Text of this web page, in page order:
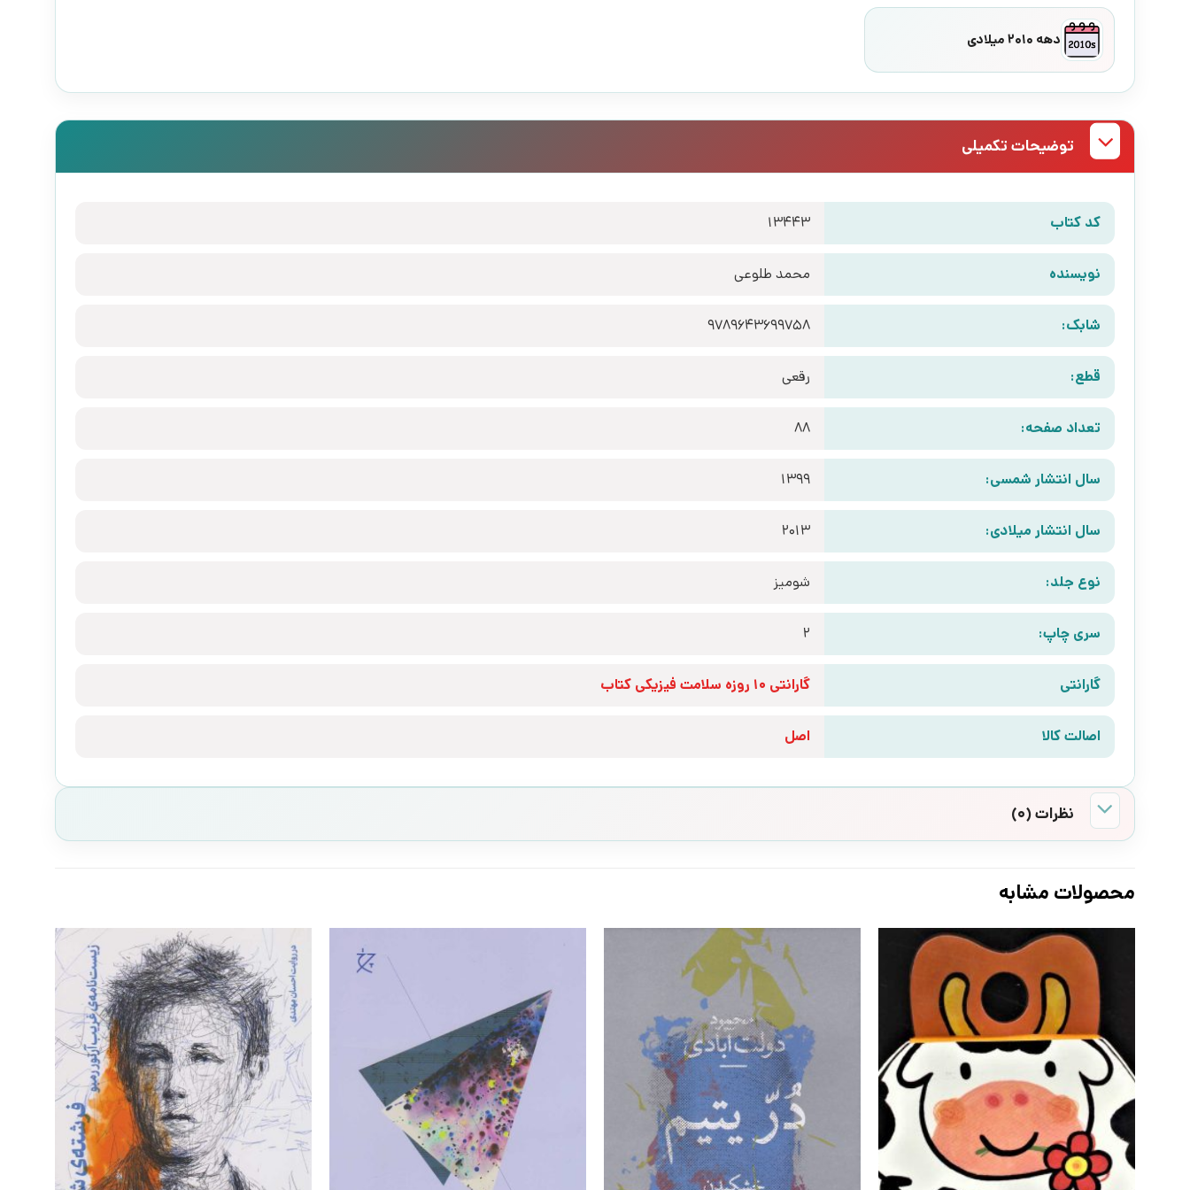
دهه 2010 میلادی
توضیحات تکمیلی
کد کتاب 13443
نویسنده محمد طلوعی
شابک: 9789643699758
قطع: رقعی
تعداد صفحه: 88
سال انتشار شمسی: 1399
سال انتشار میلادی: 2013
نوع جلد: شومیز
سری چاپ: 2
گارانتی گارانتی 10 روزه سلامت فیزیکی کتاب
اصالت کالا اصل
نظرات (0)
محصولات مشابه